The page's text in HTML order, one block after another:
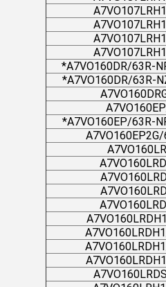
A7VO160DR/63R-
A7VO160DR/63R-
A7VO160EP/63R-